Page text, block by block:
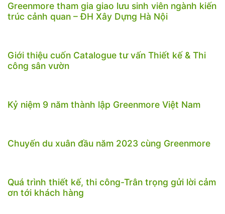
Greenmore tham gia giao lưu sinh viên ngành kiến
trúc cảnh quan – ĐH Xây Dựng Hà Nội
Giới thiệu cuốn Catalogue tư vấn Thiết kế & Thi
công sân vườn
Kỷ niệm 9 năm thành lập Greenmore Việt Nam
Chuyến du xuân đầu năm 2023 cùng Greenmore
Quá trình thiết kế, thi công-Trân trọng gửi lời cảm
ơn tới khách hàng